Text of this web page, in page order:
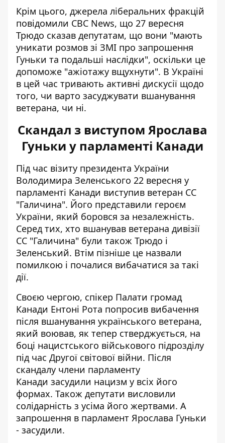
Крім цього, джерела ліберальних фракцій
повідомили CBC News, що 27 вересня
Трюдо сказав депутатам, що вони "мають
уникати розмов зі ЗМІ про запрошення
Гуньки та подальші наслідки", оскільки це
допоможе "ажіотажу вщухнути". В Україні
в цей час тривають активні дискусії щодо
того, чи варто засуджувати вшанування
ветерана, чи ні.
Скандал з виступом Ярослава
Гуньки у парламенті Канади
Під час візиту президента України
Володимира Зеленського 22 вересня у
парламенті Канади виступив ветеран СС
"Галичина". Його представили героєм
України, який боровся за незалежність.
Серед тих, хто вшанував ветерана дивізії
СС "Галичина" були також Трюдо і
Зеленський. Втім пізніше це назвали
помилкою і почалися вибачатися за такі
дії.
Своєю чергою, спікер Палати громад
Канади Ентоні Рота попросив вибачення
після вшанування українського ветерана,
який воював, як тепер стверджується, на
боці нацистського військового підрозділу
під час Другої світової війни. Після
скандалу члени парламенту
Канади засудили нацизм у всіх його
формах. Також депутати висловили
солідарність з усіма його жертвами. А
запрошення в парламент Ярослава Гуньки
- засудили.